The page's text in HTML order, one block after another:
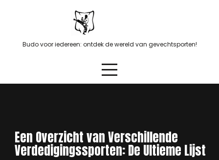
Budo voor iedereen: ontdek de wereld van gevechtsporten!
Een Overzicht van Verschillende
Verdedigingssporten: De Ultieme Lijst